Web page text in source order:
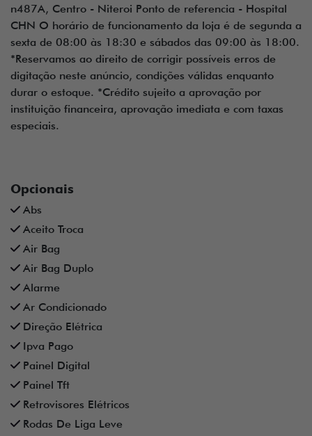
n487A, Centro - Niteroi Ponto de referencia - Hospital
CHN O horário de funcionamento da loja é de segunda a
sexta de 08:00 às 18:30 e sábados das 09:00 às 18:00.
*Reservamos ao direito de corrigir possíveis erros de
digitação neste anúncio, condições válidas enquanto
durar o estoque. *Crédito sujeito a aprovação por
instituição financeira, aprovação imediata e com taxas
especiais.
Opcionais
Abs
Aceito Troca
Air Bag
Air Bag Duplo
Alarme
Ar Condicionado
Direção Elétrica
Ipva Pago
Painel Digital
Painel Tft
Retrovisores Elétricos
Rodas De Liga Leve